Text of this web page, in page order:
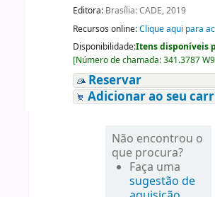
Editora: Brasília: CADE, 2019
Recursos online:Clique aqui para
Disponibilidade:Itens disponíveis
[Número de chamada:341.3787
Reservar
Adicionar ao seu
Não encontrou o
que procura?
Faça uma
sugestão de